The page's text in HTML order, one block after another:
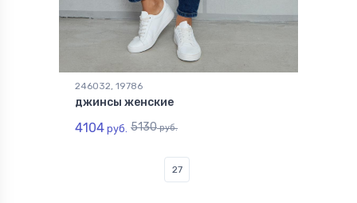
246032, 19786
джинсы женские
4104 руб. 5130руб.
27